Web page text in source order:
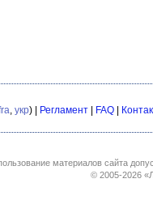
, укр) | Регламент FAQ
материалов сайта
© 2005-2026